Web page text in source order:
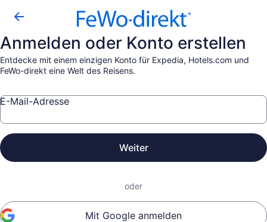
Anmelden oder Konto erstellen
Entdecke mit einem einzigen Konto für Expedia, Hotels.com und
FeWo-direkt eine Welt des Reisens.
E-Mail-Adresse
Weiter
oder
Mit Google anmelden